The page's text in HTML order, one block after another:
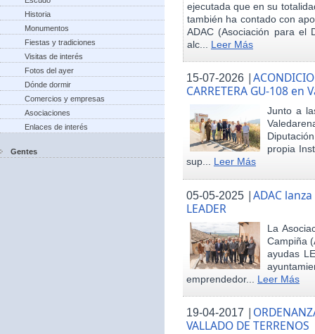
Historia
Monumentos
Fiestas y tradiciones
Visitas de interés
Fotos del ayer
Dónde dormir
Comercios y empresas
Asociaciones
Enlaces de interés
Gentes
ejecutada que en su
también ha contado con
ADAC (Asociación para el
alc... Leer Más
15-07-2026 |
CARRETERA GU-108 en
Junto a
propia
sup... Leer Más
05-05-2025 |ADAC
LEADER
La
Campiña
ayudas
emprendedor... Leer Más
19-04-2017 |
VALLADO DE TERRENOS